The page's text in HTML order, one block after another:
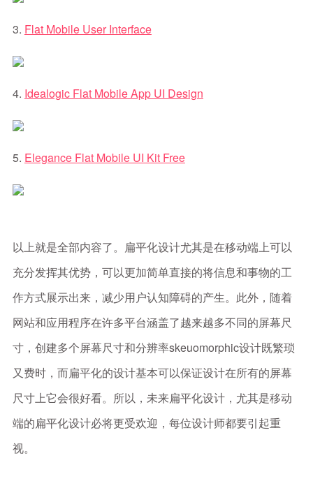
3. Flat Mobile User Interface
4. Idealogic Flat Mobile App UI Design
5. Elegance Flat Mobile UI Kit Free
以上就是全部内容了。扁平化设计尤其是在移动端上可以
充分发挥其优势，可以更加简单直接的将信息和事物的工
作方式展示出来，减少用户认知障碍的产生。此外，随着
网站和应用程序在许多平台涵盖了越来越多不同的屏幕尺
寸，创建多个屏幕尺寸和分辨率skeuomorphic设计既繁琐
又费时，而扁平化的设计基本可以保证设计在所有的屏幕
尺寸上它会很好看。所以，未来扁平化设计，尤其是移动
端的扁平化设计必将更受欢迎，每位设计师都要引起重
视。